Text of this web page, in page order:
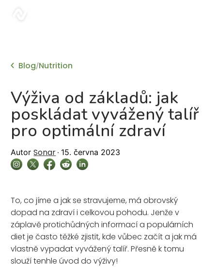
Blog/Nutrition
Výživa od základů: jak
poskládat vyvážený talíř
pro optimální zdraví
Autor Sonar 15. června 2023
To, co jíme a jak se stravujeme, má obrovský
dopad na zdraví i celkovou pohodu. Jenže v
záplavě protichůdných informací a populárních
diet je často těžké zjistit, kde vůbec začít a jak má
vlastně vypadat vyvážený talíř. Přesně k tomu
slouží tenhle úvod do výživy!